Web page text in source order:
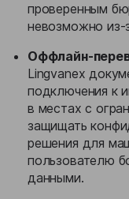
проверенным
невозможно из-
Оффлайн-
Lingvanex
подключения к
в местах с
защищать
решения для
пользователю
данными.